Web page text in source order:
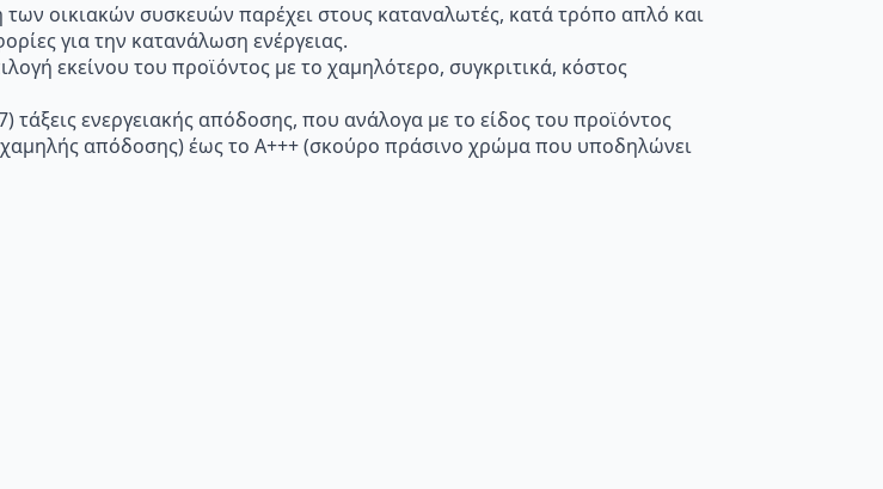
οικιακών συσκευών παρέχει στους καταναλωτές, κατά τρόπο απλό και
για την κατανάλωση ενέργειας.
εκείνου του προϊόντος με το χαμηλότερο, συγκριτικά, κόστος
τάξεις ενεργειακής απόδοσης, που ανάλογα με το είδος του προϊόντος
απόδοσης) έως το Α+++ (σκούρο πράσινο χρώμα που υποδηλώνει